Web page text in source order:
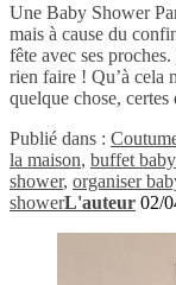
Une Baby Shower
mais à cause du
fête avec ses
rien faire ! Qu’à cela
quelque chose,
Publié dans :
la maison, buffet
shower, organiser
showerL'auteur 02/